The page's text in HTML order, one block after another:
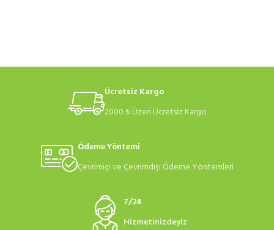
Ücretsiz Kargo
2000 ₺ Üzeri Ücretsiz Kargo
Ödeme Yöntemi
Çevrimiçi ve Çevrimdışı Ödeme Yöntemleri
7/24
Hizmetinizdeyiz